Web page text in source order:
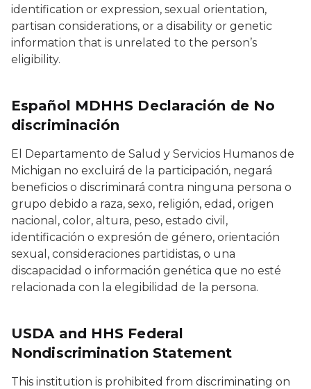
identification or expression, sexual orientation,
partisan considerations, or a disability or genetic
information that is unrelated to the person’s
eligibility.
Español MDHHS Declaración de No
discriminación
El Departamento de Salud y Servicios Humanos de
Michigan no excluirá de la participación, negará
beneficios o discriminará contra ninguna persona o
grupo debido a raza, sexo, religión, edad, origen
nacional, color, altura, peso, estado civil,
identificación o expresión de género, orientación
sexual, consideraciones partidistas, o una
discapacidad o información genética que no esté
relacionada con la elegibilidad de la persona.
USDA and HHS Federal
Nondiscrimination Statement
This institution is prohibited from discriminating on